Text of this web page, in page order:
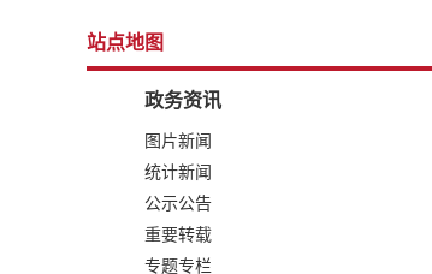
站点地图
政务资讯
图片新闻
统计新闻
公示公告
重要转载
专题专栏